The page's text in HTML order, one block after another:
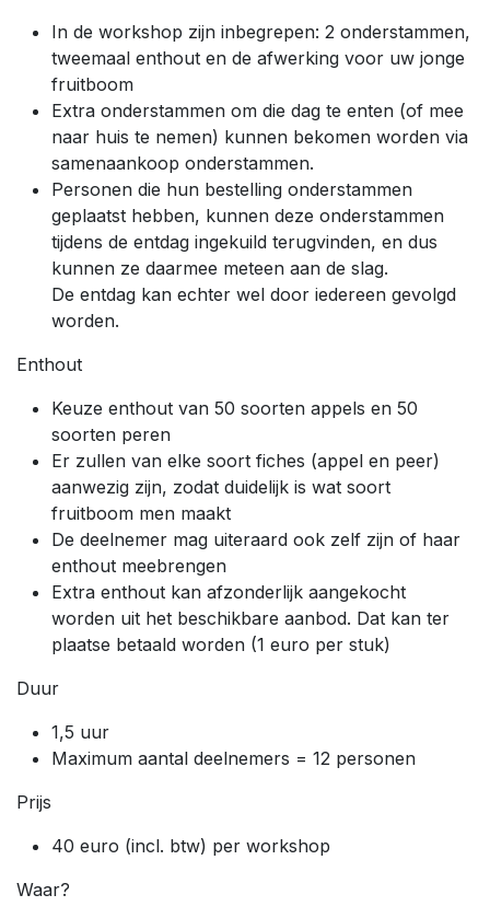
In de workshop zijn inbegrepen: 2 onderstammen,
tweemaal enthout en de afwerking voor uw jonge
fruitboom
Extra onderstammen om die dag te enten (of mee
naar huis te nemen) kunnen bekomen worden via
samenaankoop onderstammen.
Personen die hun bestelling onderstammen
geplaatst hebben, kunnen deze onderstammen
tijdens de entdag ingekuild terugvinden, en dus
kunnen ze daarmee meteen aan de slag.
De entdag kan echter wel door iedereen gevolgd
worden.
Enthout
Keuze enthout van 50 soorten appels en 50
soorten peren
Er zullen van elke soort fiches (appel en peer)
aanwezig zijn, zodat duidelijk is wat soort
fruitboom men maakt
De deelnemer mag uiteraard ook zelf zijn of haar
enthout meebrengen
Extra enthout kan afzonderlijk aangekocht
worden uit het beschikbare aanbod. Dat kan ter
plaatse betaald worden (1 euro per stuk)
Duur
1,5 uur
Maximum aantal deelnemers = 12 personen
Prijs
40 euro (incl. btw) per workshop
Waar?